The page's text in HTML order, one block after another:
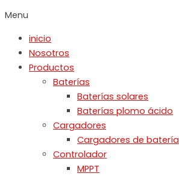
Menu
inicio
Nosotros
Productos
Baterías
Baterías solares
Baterías plomo ácido
Cargadores
Cargadores de batería
Controlador
MPPT